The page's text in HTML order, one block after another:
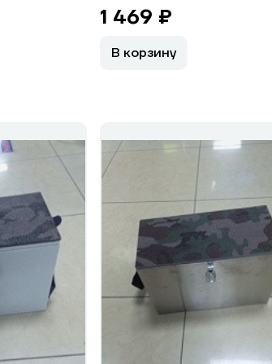
1 469 ₽
В корзину